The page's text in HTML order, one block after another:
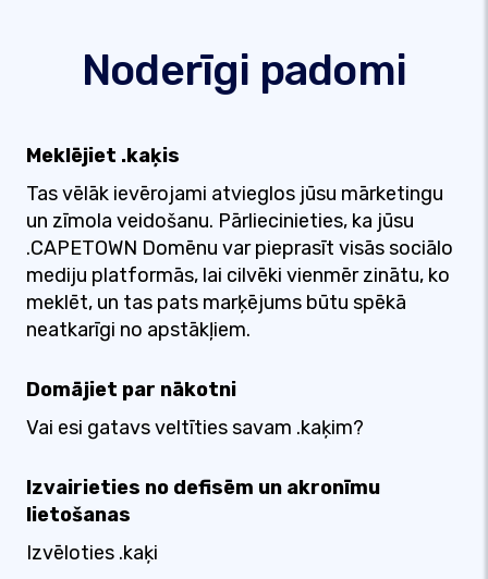
Noderīgi padomi
Meklējiet .kaķis
Tas vēlāk ievērojami atvieglos jūsu mārketingu
un zīmola veidošanu. Pārliecinieties, ka jūsu
.CAPETOWN Domēnu var pieprasīt visās sociālo
mediju platformās, lai cilvēki vienmēr zinātu, ko
meklēt, un tas pats marķējums būtu spēkā
neatkarīgi no apstākļiem.
Domājiet par nākotni
Vai esi gatavs veltīties savam .kaķim?
Izvairieties no defisēm un akronīmu
lietošanas
Izvēloties .kaķi